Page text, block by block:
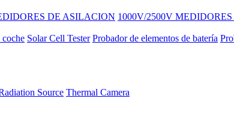
DE ASILACION 1000V/2500V
coche Solar Cell Tester Probador de elementos de batería
Source Thermal Camera